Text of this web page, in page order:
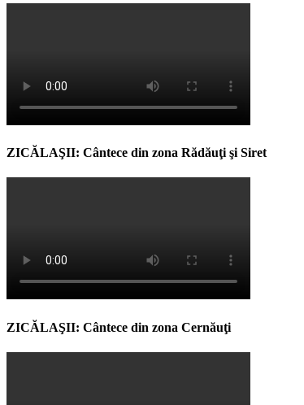
ZICĂLAŞII: Cântece din zona Rădăuţi şi Siret
ZICĂLAŞII: Cântece din zona Cernăuţi